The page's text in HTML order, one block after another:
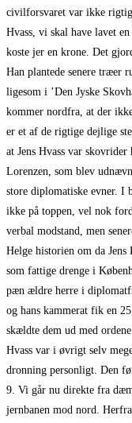
civilforsvaret var ikke rigtig
Hvass, vi skal have lavet
koste jer en krone. Det
Han plantede senere træer
ligesom i ’Den Jyske
kommer nordfra, at der
er et af de rigtige dejlige
at Jens Hvass var
Lorenzen, som blev
store diplomatiske evner. I
ikke på toppen, vel nok
verbal modstand, men
Helge historien om da
som fattige drenge i
pæn ældre herre i
og hans kammerat fik en
skældte dem ud med
Hvass var i øvrigt selv
dronning personligt. Den
9. Vi går nu direkte fra
jernbanen mod nord.